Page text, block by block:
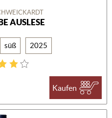
AUSLESE
süß 2025
Kaufen